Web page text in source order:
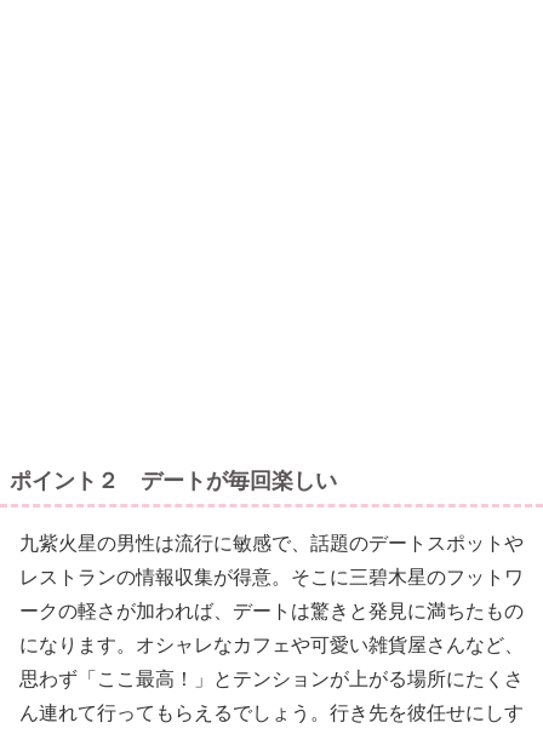
ポイント２ デートが毎回楽しい
九紫火星の男性は流行に敏感で、話題のデートスポットや
レストランの情報収集が得意。そこに三碧木星のフットワ
ークの軽さが加われば、デートは驚きと発見に満ちたもの
になります。オシャレなカフェや可愛い雑貨屋さんなど、
思わず「ここ最高！」とテンションが上がる場所にたくさ
ん連れて行ってもらえるでしょう。行き先を彼任せにしす